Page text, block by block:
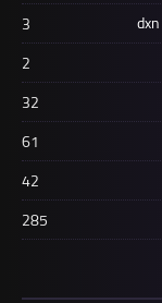
3
2
32
61
42
285